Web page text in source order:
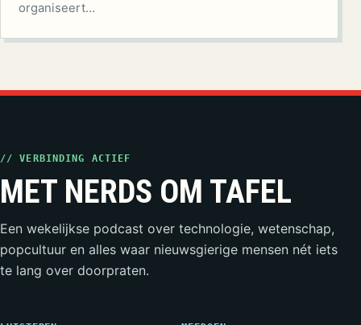
organiseert…
// VERBINDING ACTIEF
MET NERDS OM TAFEL
Een wekelijkse podcast over technologie, wetenschap,
popcultuur en alles waar nieuwsgierige mensen nét iets
te lang over doorpraten.